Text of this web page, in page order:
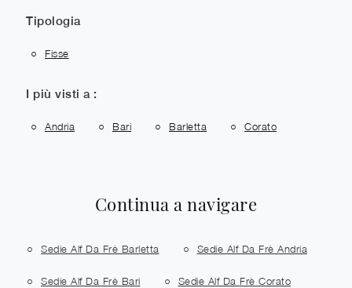
Tipologia
Fisse
I più visti a :
Andria Bari Barletta Corato
Continua a navigare
Sedie Alf Da Frè Barletta Sedie Alf Da Frè Andria
Sedie Alf Da Frè Bari Sedie Alf Da Frè Corato